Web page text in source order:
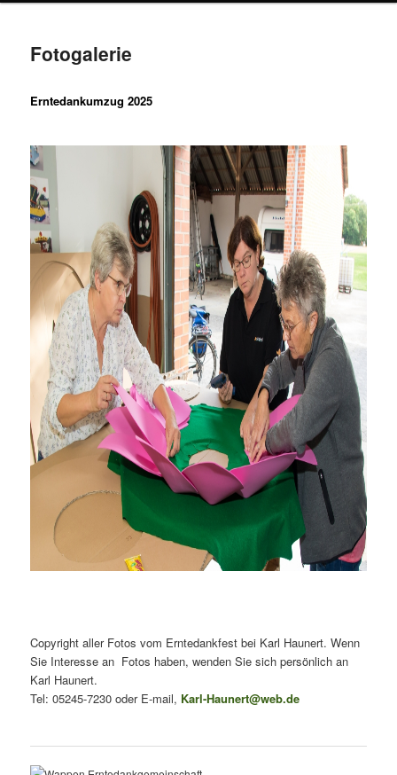
Fotogalerie
Erntedankumzug 2025
Copyright aller Fotos vom Erntedankfest bei Karl Haunert. Wenn
Sie Interesse an Fotos haben, wenden Sie sich persönlich an
Karl Haunert.
Tel: 05245-7230 oder E-mail, Karl-Haunert@web.de